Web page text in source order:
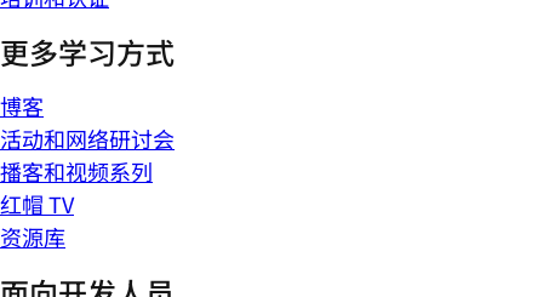
更多学习方式
博客
活动和网络研讨会
播客和视频系列
红帽 TV
资源库